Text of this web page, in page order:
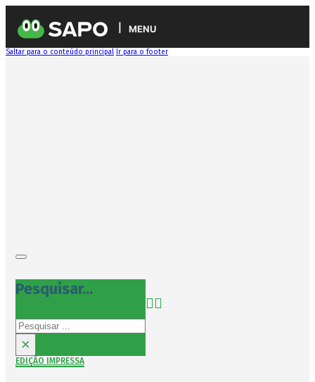
MENU
Saltar para o conteúdo principal Ir para o footer
Pesquisar...
Pesquisar
×
EDIÇÃO IMPRESSA